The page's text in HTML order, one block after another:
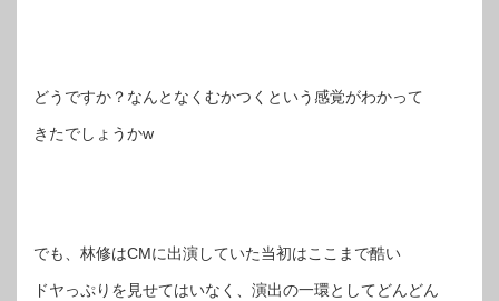
どうですか？なんとなくむかつくという感覚がわかって
きたでしょうかw
でも、林修はCMに出演していた当初はここまで酷い
ドヤっぷりを見せてはいなく、演出の一環としてどんどん